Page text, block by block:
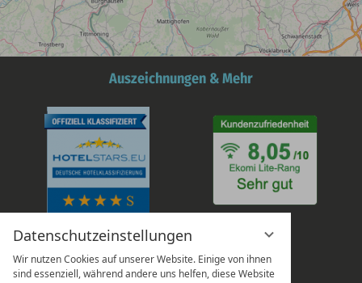
Datenschutzeinstellungen
Wir nutzen Cookies auf unserer Website. Einige von ihnen
sind essenziell, während andere uns helfen, diese Website
Auszeichnungen & Mehr